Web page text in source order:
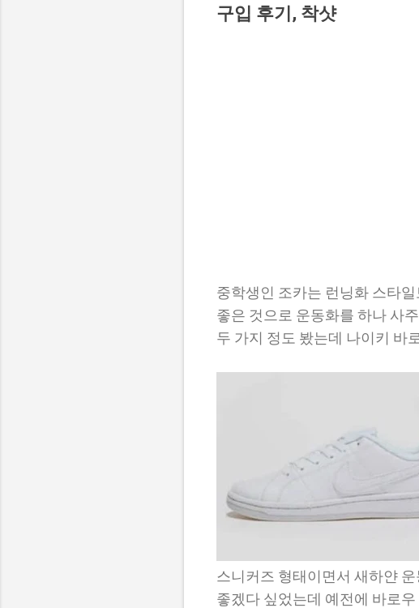
구입 후기, 착샷
중학생인 조카는 런닝화 스타
좋은 것으로 운동화를 하나 사
두 가지 정도 봤는데 나이키 바
스니커즈 형태이면서 새하얀
좋겠다 싶었는데 예전에 바로